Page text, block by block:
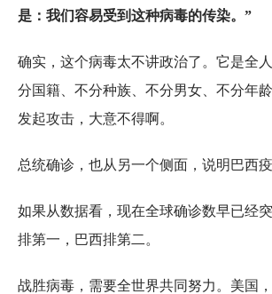
是：我们容易受到这种病毒的传染。”
确实，这个病毒太不讲政治了。它是全
分国籍、不分种族、不分男女、不分年
发起攻击，大意不得啊。
总统确诊，也从另一个侧面，说明巴西疫
如果从数据看，现在全球确诊数早已经
排第一，巴西排第二。
战胜病毒，需要全世界共同努力。美国